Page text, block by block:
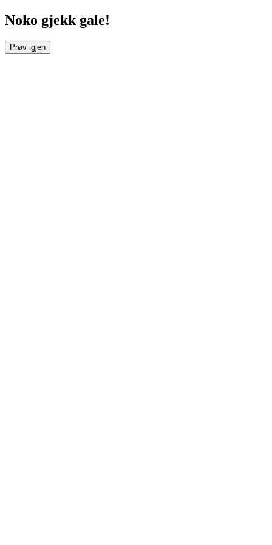
Noko gjekk gale!
Prøv igjen